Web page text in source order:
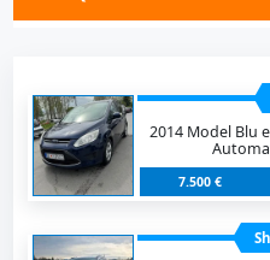
2014 Model Blu
7.500 €